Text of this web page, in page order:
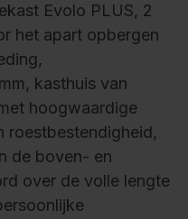
Evolo PLUS, 2
het apart opbergen
kasthuis van
hoogwaardige
roestbestendigheid,
de boven- en
over de volle lengte